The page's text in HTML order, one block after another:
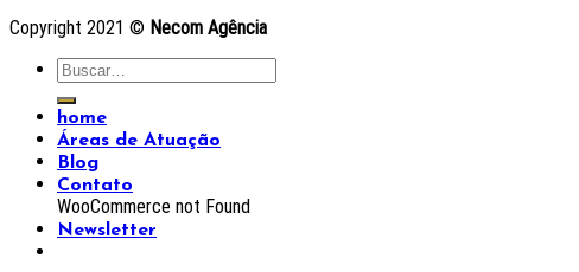
Copyright 2021 © Necom Agência
home
Áreas de Atuação
Blog
Contato
WooCommerce not Found
Newsletter